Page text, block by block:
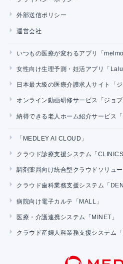
外部送信ポリシー
運営会社
いつもの医療が変わるアプリ「melmo
女性向け生理予測・妊活アプリ「
日本最大級の医療介護求人サイト「ジ
オンライン動画研修サービス「ジョ
納得できる老人ホーム紹介サービス「
「MEDLEY AI CLOUD」
クラウド診療支援システム「CLINICS
調剤薬局向け統合型クラウドソリュ
クラウド歯科業務支援システム「
病院向け電子カルテ「MALL」
医療・介護連携システム「MINET」
クラウド産婦人科業務支援システム「